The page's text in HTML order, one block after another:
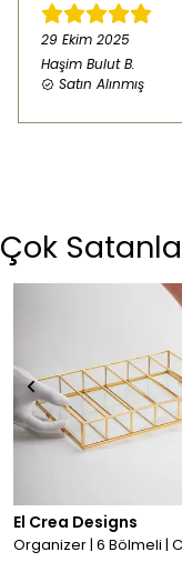
29 Ekim 2025
Haşim Bulut B.
Satın Alınmış
Çok
El Crea Designs